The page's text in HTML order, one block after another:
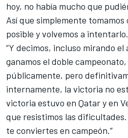
hoy, no había mucho que
Así que simplemente
posible y volvemos a intentarlo.
“Y decimos, incluso mirando el
ganamos el doble
públicamente, pero
internamente, la victoria no
victoria estuvo en Qatar y en
que resistimos las
te conviertes en campeón.”